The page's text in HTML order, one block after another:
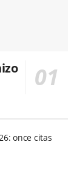
once citas